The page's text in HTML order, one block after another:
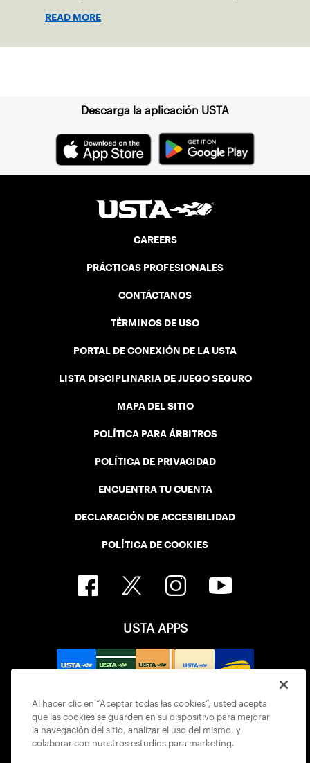
spectators.
READ MORE
Descarga la aplicación USTA
CAREERS
PRÁCTICAS PROFESIONALES
CONTÁCTANOS
TÉRMINOS DE USO
PORTAL DE CONEXIÓN DE LA USTA
LISTA DISCIPLINARIA DE JUEGO SEGURO
MAPA DEL SITIO
POLÍTICA PARA ÁRBITROS
POLÍTICA DE PRIVACIDAD
ENCUENTRA TU CUENTA
DECLARACIÓN DE ACCESIBILIDAD
POLÍTICA DE COOKIES
USTA APPS
Al hacer clic en “Aceptar todas las cookies”, usted acepta
que las cookies se guarden en su dispositivo para mejorar
la navegación del sitio, analizar el uso del mismo, y
colaborar con nuestros estudios para marketing.